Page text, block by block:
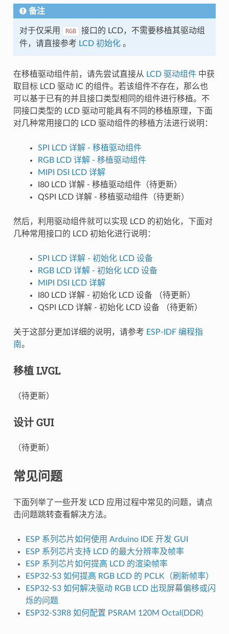
备注
对于仅采用 RGB
接口的 LCD，不需要移植其驱动组
件，请直接参考 LCD 初始化。
在移植驱动组件前，请先尝试直接从 LCD 驱动组件中获
取目标 LCD 驱动 IC 的组件。若该组件不存在，那么也
可以基于已有的并且接口类型相同的组件进行移植。不
同接口类型的 LCD 驱动可能具有不同的移植原理，下面
对几种常用接口的 LCD 驱动组件的移植方法进行说明：
SPI LCD 详解 - 移植驱动组件
RGB LCD 详解 - 移植驱动组件
MIPI DSI LCD 详解
I80 LCD 详解 - 移植驱动组件（待更新）
QSPI LCD 详解 - 移植驱动组件（待更新）
然后，利用驱动组件就可以实现 LCD 的初始化，下面对
几种常用接口的 LCD 初始化进行说明：
SPI LCD 详解 - 初始化 LCD 设备
RGB LCD 详解 - 初始化 LCD 设备
MIPI DSI LCD 详解
I80 LCD 详解 - 初始化 LCD 设备 （待更新）
QSPI LCD 详解 - 初始化 LCD 设备 （待更新）
关于这部分更加详细的说明，请参考 ESP-IDF 编程指
南。
移植 LVGL
（待更新）
设计 GUI
（待更新）
常见问题
下面列举了一些开发 LCD 应用过程中常见的问题，请点
击问题跳转查看解决方法。
ESP 系列芯片如何使用 Arduino IDE 开发 GUI
ESP 系列芯片支持 LCD 的最大分辨率及帧率
ESP 系列芯片如何提高 LCD 的渲染帧率
ESP32-S3 如何提高 RGB LCD 的 PCLK（刷新帧率）
ESP32-S3 如何解决驱动 RGB LCD 出现屏幕偏移或闪
烁的问题
ESP32-S3R8 如何配置 PSRAM 120M Octal(DDR)